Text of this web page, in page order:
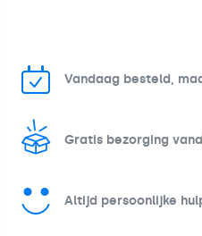
Vandaag besteld,
Gratis bezorging
Altijd persoonlijke